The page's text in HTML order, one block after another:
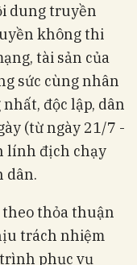
dung truyền
không thi
tài sản của
sức cùng nhân
độc lập, dân
(từ ngày 21/7 -
lính địch chạy
dân.
theo thỏa thuận
trách nhiệm
phục vụ